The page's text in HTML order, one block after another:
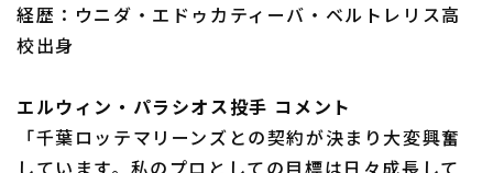
経歴：ウニダ・エドゥカティーバ・ベルトレリス高
校出身
エルウィン・パラシオス投手 コメント
「千葉ロッテマリーンズとの契約が決まり大変興奮
しています。私のプロとしての目標は日々成長して